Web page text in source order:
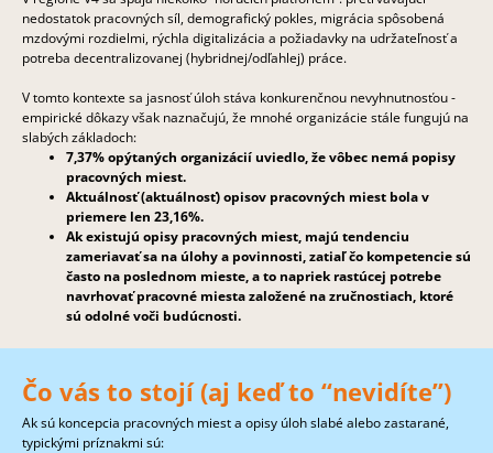
nedostatok pracovných síl, demografický pokles, migrácia spôsobená
mzdovými rozdielmi, rýchla digitalizácia a požiadavky na udržateľnosť a
potreba decentralizovanej (hybridnej/odľahlej) práce.
V tomto kontexte sa jasnosť úloh stáva konkurenčnou nevyhnutnosťou -
empirické dôkazy však naznačujú, že mnohé organizácie stále fungujú na
slabých základoch:
7,37% opýtaných organizácií uviedlo, že vôbec nemá popisy
pracovných miest.
Aktuálnosť (aktuálnosť) opisov pracovných miest bola v
priemere len 23,16%.
Ak existujú opisy pracovných miest, majú tendenciu
zameriavať sa na úlohy a povinnosti, zatiaľ čo kompetencie sú
často na poslednom mieste, a to napriek rastúcej potrebe
navrhovať pracovné miesta založené na zručnostiach, ktoré
sú odolné voči budúcnosti.
Čo vás to stojí (aj keď to “nevidíte”)
Ak sú koncepcia pracovných miest a opisy úloh slabé alebo zastarané,
typickými príznakmi sú: